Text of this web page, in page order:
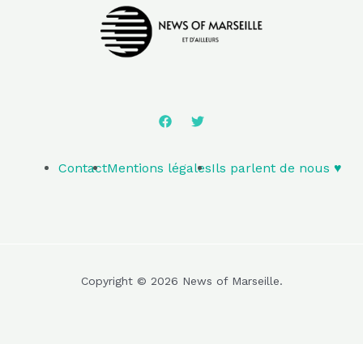
ContactMentions légalesIls parlent de nous ♥️
Copyright © 2026 News of Marseille.